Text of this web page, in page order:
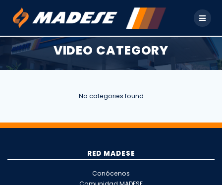
to
content
VIDEO CATEGORY
No categories found
RED MADESE
Conócenos